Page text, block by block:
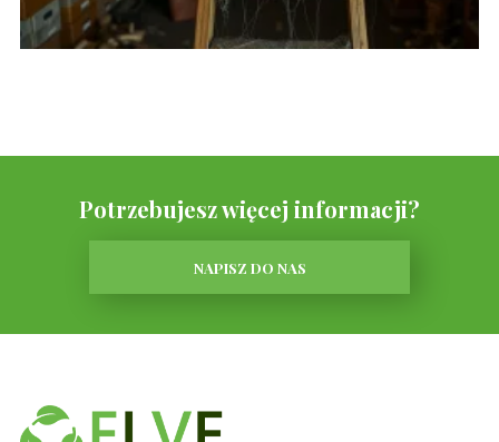
Potrzebujesz więcej informacji?
NAPISZ DO NAS